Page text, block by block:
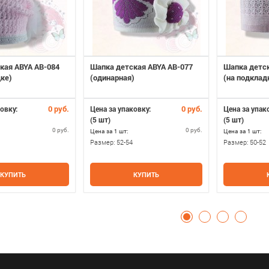
ABYA AB-084
0 руб.
0 руб.
КУПИТЬ
Шапка детская ABYA AB-077
(одинарная)
Цена за упаковку: 0 руб.
(5 шт)
Цена за 1 шт: 0 руб.
Размер: 52-54
КУПИТЬ
Шапка
(на
Цена за
(5 шт)
Цена за 1 шт:
Размер: 50-52